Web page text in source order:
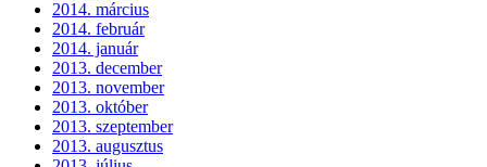
2014. március
2014. február
2014. január
2013. december
2013. november
2013. október
2013. szeptember
2013. augusztus